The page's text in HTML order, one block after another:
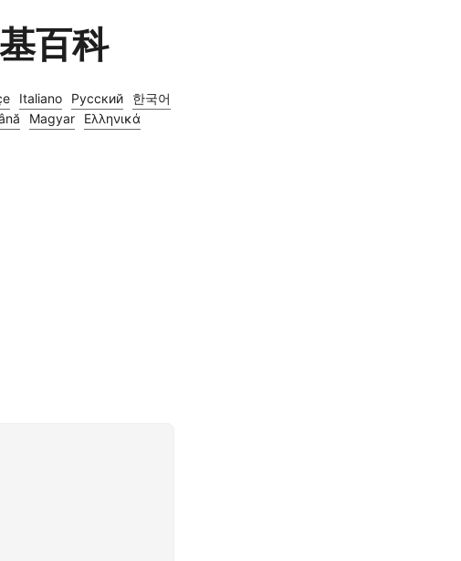
百科
Italiano Русский
한국어
Magyar
Ελληνικά